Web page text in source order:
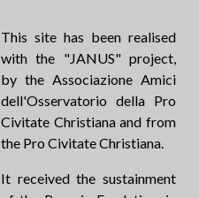
This site has been realised
with the "JANUS" project,
by the Associazione Amici
dell'Osservatorio della Pro
Civitate Christiana and from
the Pro Civitate Christiana.
It received the sustainment